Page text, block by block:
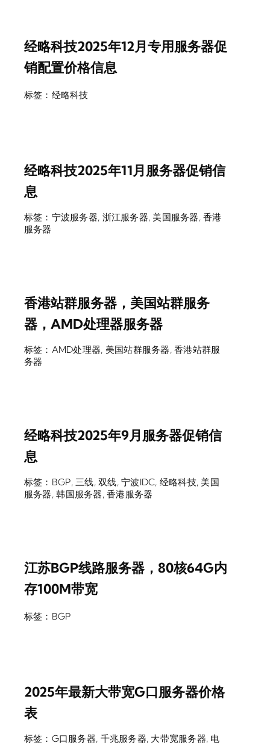
经略科技2025年12月专用服务器促
销配置价格信息
标签： 经略科技
经略科技2025年11月服务器促销信
息
标签： 宁波服务器, 浙江服务器, 美国服务器,香港
服务器
香港站群服务器，美国站群服务
器，AMD处理器服务器
标签： AMD处理器, 美国站群服务器,香港站群服
务器
经略科技2025年9月服务器促销信
息
标签： BGP,三线,双线,宁波IDC, 经略科技, 美国
服务器,韩国服务器,香港服务器
江苏BGP线路服务器，80核64G内
存100M带宽
标签： BGP
2025年最新大带宽G口服务器价格
表
标签： G口服务器, 千兆服务器, 大带宽服务器, 电